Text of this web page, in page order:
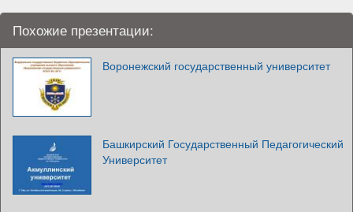
Похожие презентации:
Воронежский государственный университет
Башкирский Государственный Педагогический
Университет